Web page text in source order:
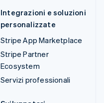
Integrazioni e soluzioni
personalizzate
Stripe App Marketplace
Stripe Partner
Ecosystem
Servizi professionali